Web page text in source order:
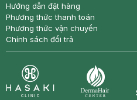
Hướng dẫn đặt hàng
Phương thức thanh toán
Phương thức vận chuyển
Chính sách đổi trả